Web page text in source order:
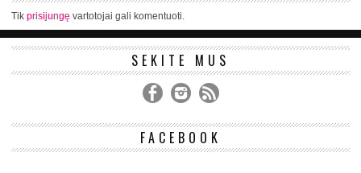
Tik prisijungę vartotojai gali komentuoti.
SEKITE MUS
FACEBOOK